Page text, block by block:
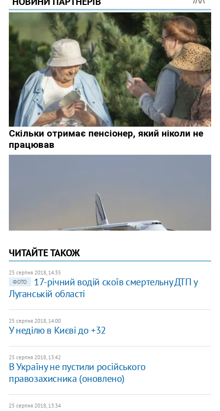
ЧИТАЙТЕ ТАКОЖ
25 серпня 2018, 14:35
ФОТО
17-річний водій скоїв смертельну ДТП у
Луганській області
25 серпня 2018, 14:00
У неділю в Києві до +32
25 серпня 2018, 13:42
В Україну не пустили російського
правозахисника (оновлено)
25 серпня 2018, 13:34